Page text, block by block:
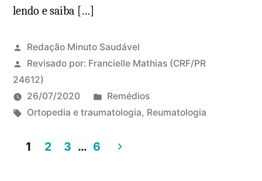
lendo e saiba […]
Redação Minuto Saudável
Revisado por: Francielle Mathias(CRF/PR
24612)
26/07/2020
P
u
Remédios
T
g
Ortopedia e traumatologia, Reumatologia
1 2 3 … 6